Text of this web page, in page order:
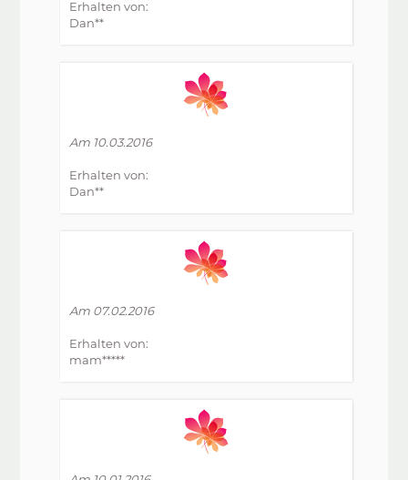
Erhalten von:
Dan**
Am 10.03.2016
Erhalten von:
Dan**
Am 07.02.2016
Erhalten von:
mam*****